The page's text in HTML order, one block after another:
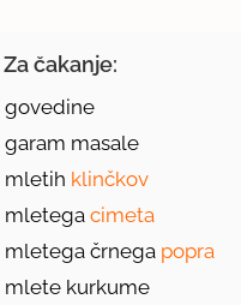
Za čakanje:
govedine
garam masale
mletih klinčkov
mletegacimeta
mletega črnega popra
mlete kurkume